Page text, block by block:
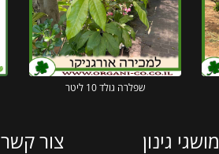
שפלרה גולד 10 ליטר
מושגי גינון צור קשר